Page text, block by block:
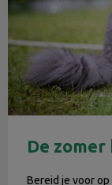
De zomer
Bereid je voor